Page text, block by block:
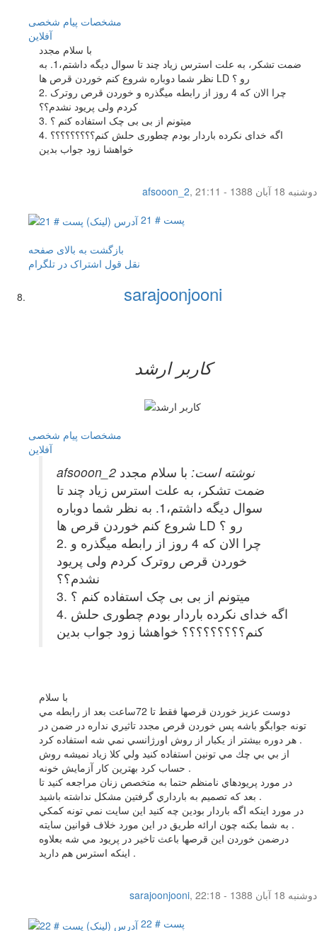
مشخصات پیام شخصی
آفلاين
با سلام مجدد
ضمت تشکر، به علت استرس زیاد چند تا سوال دیگه داشتم،1. به
نظر شما دوباره شروع کنم خوردن قرص ها LD رو ؟
2. چرا الان که 4 روز از رابطه میگذره و خوردن قرص روترک
کردم ولی پریود نشدم؟؟
3. میتونم از بی بی چک استفاده کنم ؟
4. اگه خدای نکرده باردار بودم چطوری حلش کنم؟؟؟؟؟؟؟؟؟
خواهشا زود جواب بدین
afsooon_2,
دوشنبه 18 آبان 1388 - 21:11
پست # 21
بازگشت به بالای صفحه
نقل قول اشتراک در تلگرام
sarajoonjooni
کاربر ارشد
مشخصات پیام شخصی
آفلاين
afsooon_2 نوشته است: با سلام مجدد
ضمت تشکر، به علت استرس زیاد چند تا
سوال دیگه داشتم،1. به نظر شما دوباره
شروع کنم خوردن قرص ها LD رو ؟
2. چرا الان که 4 روز از رابطه میگذره و
خوردن قرص روترک کردم ولی پریود
نشدم؟؟
3. میتونم از بی بی چک استفاده کنم ؟
4. اگه خدای نکرده باردار بودم چطوری حلش
کنم؟؟؟؟؟؟؟؟؟ خواهشا زود جواب بدین
با سلام
دوست عزيز خوردن قرصها فقط تا 72ساعت بعد از رابطه مي
تونه جوابگو باشه پس خوردن قرص مجدد تاثيري نداره در ضمن در
هر دوره بيشتر از يكبار از روش اورژانسي نمي شه استفاده كرد .
از بي بي چك مي تونين استفاده كنيد ولي كلا زياد نميشه روش
حساب كرد بهترين كار آزمايش خونه .
در مورد پريودهاي نامنظم حتما به متخصص زنان مراجعه كنيد تا
بعد كه تصميم به بارداري گرفتين مشكل نداشته باشيد .
در مورد اينكه اگه باردار بودين چه كنيد اين سايت نمي تونه كمكي
به شما بكنه چون ارائه طريق در اين مورد خلاف قوانين سايته .
درضمن خوردن اين قرصها باعث تاخير در پريود مي شه بعلاوه
اينكه استرس هم داريد .
sarajoonjooni,
دوشنبه 18 آبان 1388 - 22:18
پست # 22